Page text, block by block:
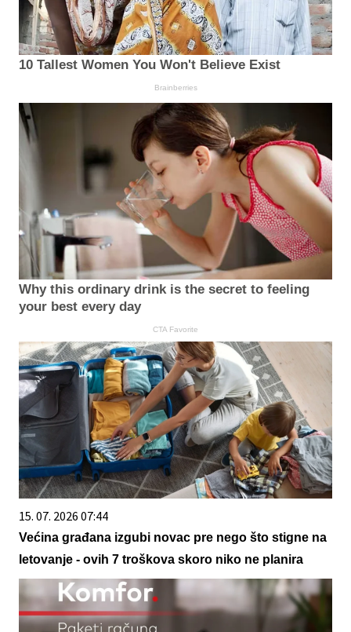
10 Tallest Women You Won't Believe Exist
Brainberries
Why this ordinary drink is the secret to feeling
your best every day
CTA Favorite
15. 07. 2026 07:44
Većina građana izgubi novac pre nego što stigne na
letovanje - ovih 7 troškova skoro niko ne planira